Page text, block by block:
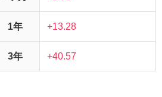
1年 +13.28
3年 +40.57